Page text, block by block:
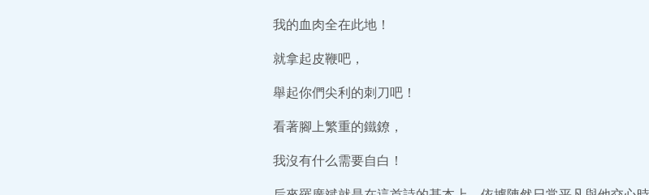
我的血肉全在此地！
就拿起皮鞭吧，
舉起你們尖利的刺刀吧！
看著腳上繁重的鐵鐐，
我沒有什么需要自白！